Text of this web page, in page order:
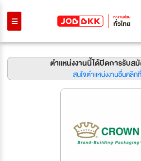
ตำแหน่งงานนี้ได้ปิดการรับส
สนใจตำแหน่งงานอื่นคลิก